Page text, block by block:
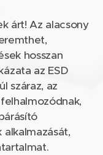
árt! Az alacsony
hosszan
az ESD
száraz, az